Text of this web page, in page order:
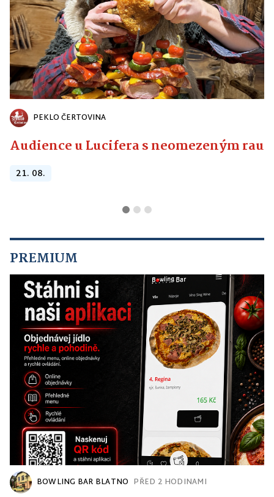
PEKLO ČERTOVINA
Audience u Lucifera s neomezeným
21. 08.
PREMIUM
BOWLING BAR BLATNO PŘED 2 HODINAMI